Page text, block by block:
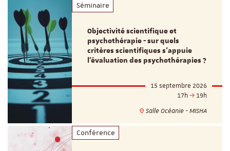
Séminaire
Objectivité scientifique et
psychothérapie - sur quels
critères scientifiques s'appuie
l'évaluation des psychothérapies ?
15 septembre 2026
17h
19h
Salle Océanie - MISHA
Conférence